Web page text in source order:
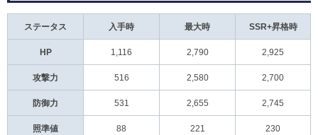
ステータス 入手時 最大時 SSR+昇格時
HP 1,116 2,790 2,925
攻撃力 516 2,580 2,700
防御力 531 2,655 2,745
照準値 88 221 230